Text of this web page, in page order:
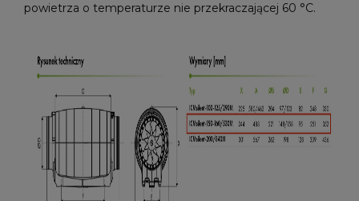
powietrza o temperaturze nie przekraczającej 60 °C.